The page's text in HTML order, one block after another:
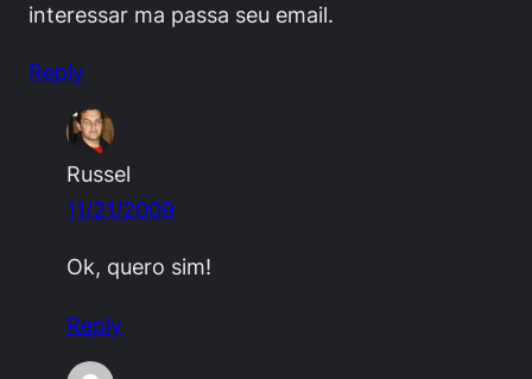
interessar ma passa seu email.
Reply
Russel
11/21/2009
Ok, quero sim!
Reply